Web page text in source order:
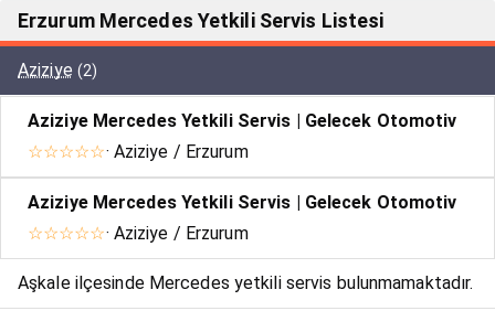
Erzurum Mercedes Yetkili Servis Listesi
Aziziye (2)
Aziziye Mercedes Yetkili Servis | Gelecek Otomotiv
☆☆☆☆☆· Aziziye / Erzurum
Aziziye Mercedes Yetkili Servis | Gelecek Otomotiv
☆☆☆☆☆· Aziziye / Erzurum
Aşkale ilçesinde Mercedes yetkili servis bulunmamaktadır.